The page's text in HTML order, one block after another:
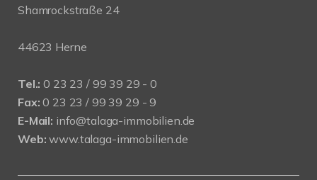
Shamrockstraße 24
44623 Herne
Tel.: 0 23 23 / 99 39 29 - 0
Fax: 0 23 23 / 99 39 29 - 9
E-Mail: info@talaga-immobilien.de
Web: www.talaga-immobilien.de